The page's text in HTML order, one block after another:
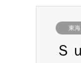
東海
Ｓ